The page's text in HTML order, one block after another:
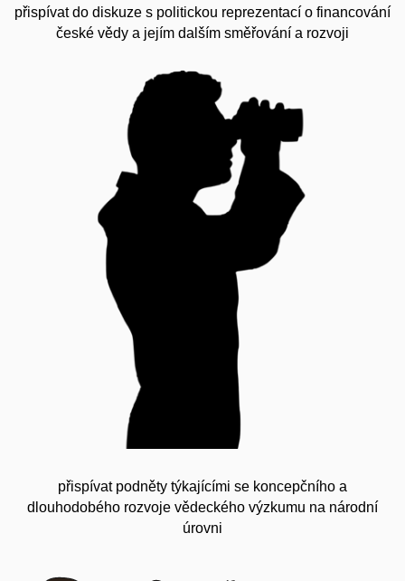
přispívat do diskuze s politickou reprezentací o financování
české vědy a jejím dalším směřování a rozvoji
přispívat podněty týkajícími se koncepčního a
dlouhodobého rozvoje vědeckého výzkumu na národní
úrovni